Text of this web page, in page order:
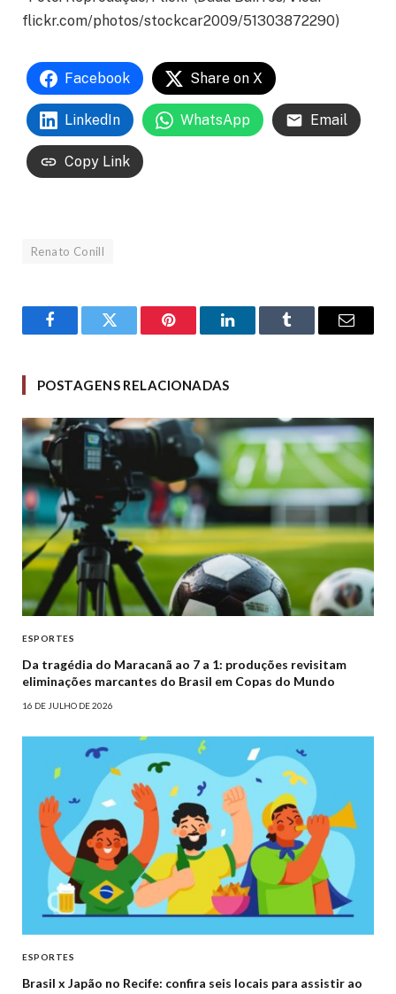
flickr.com/photos/stockcar2009/51303872290)
Facebook Share on X
LinkedIn WhatsApp Email
Copy Link
Renato Conill
FacebookTwitter Pinterest LinkedInTumblr Email
POSTAGENS RELACIONADAS
ESPORTES
Da tragédia do Maracanã ao 7 a 1: produções revisitam
eliminações marcantes do Brasil em Copas do Mundo
16 DE JULHO DE 2026
ESPORTES
Brasil x Japão no Recife: confira seis locais para assistir ao